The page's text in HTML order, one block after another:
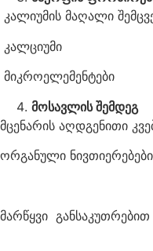
კალიუმის მაღალი
კალციუმი
მიკროელემენტები
მოსავლის შემდეგ
მცენარის აღდგენითი
ორგანული ნივთიერებები
მარწყვი